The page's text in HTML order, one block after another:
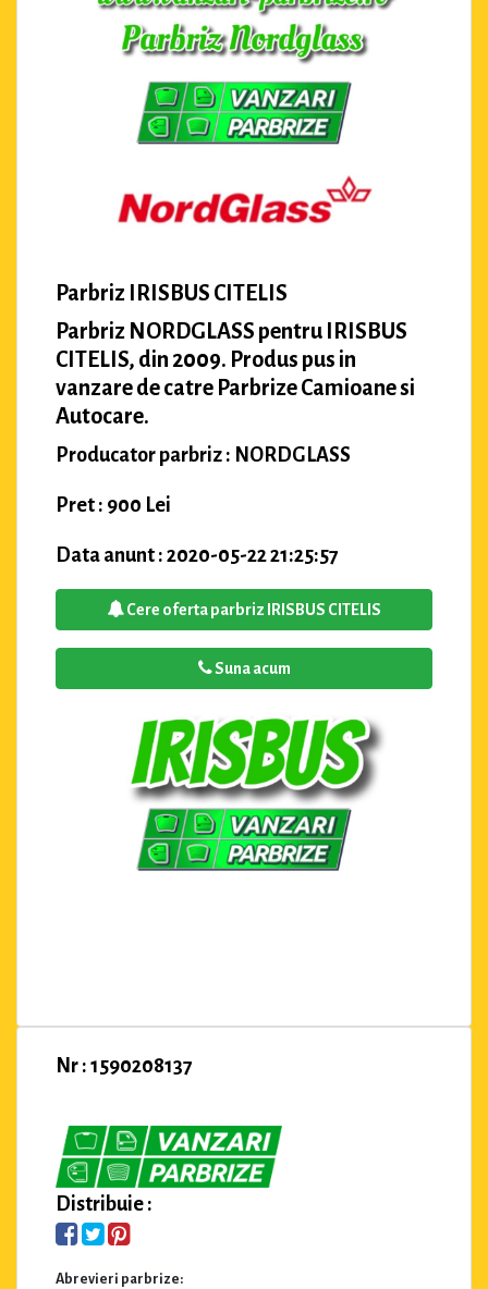
Parbriz IRISBUS CITELIS
Parbriz NORDGLASS pentru IRISBUS
CITELIS, din 2009. Produs pus in
vanzare de catre Parbrize Camioane si
Autocare.
Producator parbriz : NORDGLASS
Pret : 900 Lei
Data anunt : 2020-05-22 21:25:57
Cere oferta parbriz IRISBUS CITELIS
Suna acum
Nr : 1590208137
Distribuie :
Abrevieri parbrize: